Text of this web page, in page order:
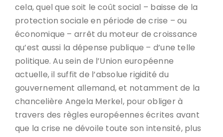
cela, quel que soit le coût social – baisse de la
protection sociale en période de crise – ou
économique – arrêt du moteur de croissance
qu’est aussi la dépense publique – d’une telle
politique. Au sein de l’Union européenne
actuelle, il suffit de l’absolue rigidité du
gouvernement allemand, et notamment de la
chancelière Angela Merkel, pour obliger à
travers des règles européennes écrites avant
que la crise ne dévoile toute son intensité, plus